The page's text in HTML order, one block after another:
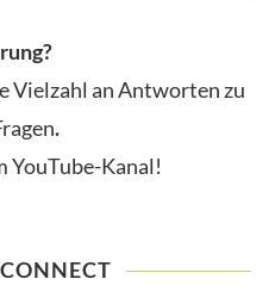
Vielzahl an Antworten zu
.
YouTube-Kanal!